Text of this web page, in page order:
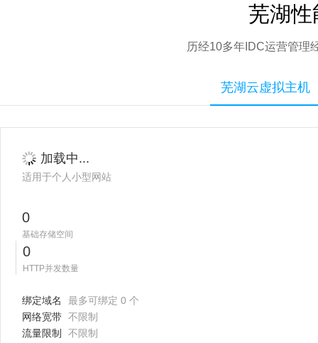
芜湖性
历经10多年IDC运营管理
芜湖云虚拟主机
加载中...
适用于个人小型网站
0
基础存储空间
0
HTTP并发数量
绑定域名
最多可绑定 0 个
网络宽带 不限制
流量限制
不限制